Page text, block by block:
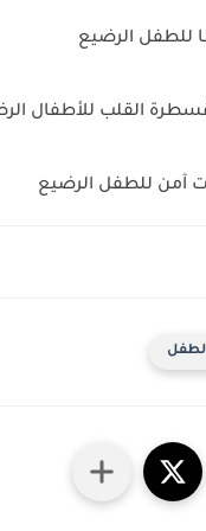
للطفل الرضيع
القلب للأطفال
آمن للطفل الرضيع